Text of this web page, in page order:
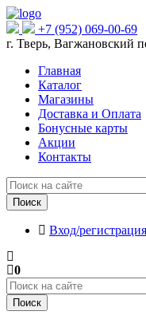
+7 (952) 069-00-69
г. Тверь, Вагжановский
Главная
Каталог
Магазины
Доставка и Оплата
Бонусные карты
Акции
Контакты
Поиск
Вход/регистрация
0
Поиск